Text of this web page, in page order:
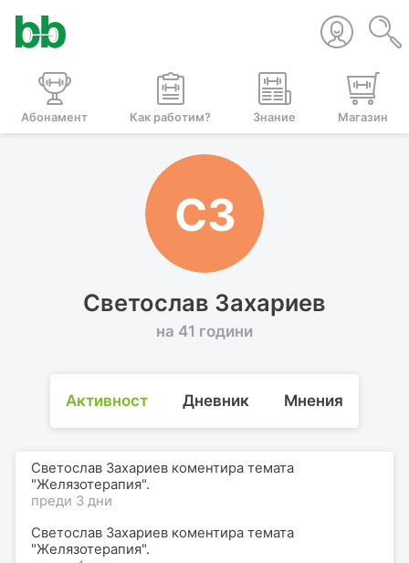
Абонамент Как работим? Знание Магазин
СЗ
Светослав Захариев
на 41 години
Активност Дневник Мнения
Светослав Захариев коментира темата
"Желязотерапия".
преди 3 дни
Светослав Захариев коментира темата
"Желязотерапия".